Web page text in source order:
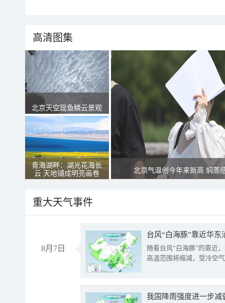
高清图集
北京天空现鱼鳞云景观
青海湖畔：湖光花海长
云 天地铺成明亮画卷
北京气温创今年来新高 焖蒸
重大天气事件
8月7日
台风“白海豚”靠近华
随着台风“白海豚”的靠近
高温范围将缩减，受冷空